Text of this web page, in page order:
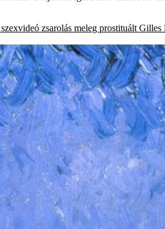
szexvideó zsarolás meleg prostituált Gilles